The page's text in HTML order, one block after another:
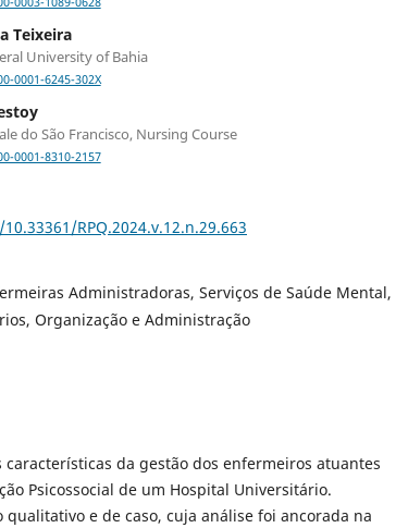
Teixeira
University of Bahia
0001-6245-302X
do São Francisco, Nursing Course
0001-8310-2157
RPQ.2024.v.12.n.29.663
Administradoras, Serviços de Saúde Mental,
Organização e Administração
características da gestão dos enfermeiros atuantes
Psicossocial de um Hospital Universitário.
qualitativo e de caso, cuja análise foi ancorada na